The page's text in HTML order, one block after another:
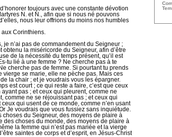
toujours avec une constante dévotion
N. et N., afin que si nous né pouvons
nous leur offrions du moins nos humbles
aux Corinthiens.
je n’ai pas de commandement du Seigneur ;
la miséricorde du Seigneur, afin d’être
de la nécessité du temps présent, qu’il est
tu lié à une femme ? Ne cherche pas à te
cherche pas de femme. Si pourtant tu prends
vierge se marie, elle ne pèche pas. Mais ces
la chair ; et je voudrais vous les épargner.
est court ; ce qui reste a faire, c’est que ceux
pas ; et ceux qui pleurent, comme ne
comme ne se réjouissant pas ; et ceux qui
qui usent de ce monde, comme n’en usant
Je voudrais que vous fussiez sans inquiétude.
choses du Seigneur, des moyens de plaire à
des choses du monde, des moyens de plaire à
la femme qui n’est pas mariée et la vierge
saintes de corps et d’esprit, en Jésus-Christ